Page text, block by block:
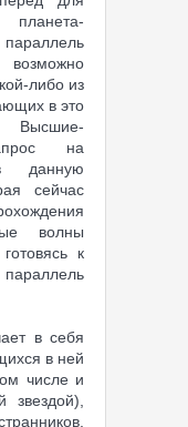
параллель
либо из
в это
Высшие-
на
данную
сейчас
волны
к
в себя
в ней
числе и
звездой),